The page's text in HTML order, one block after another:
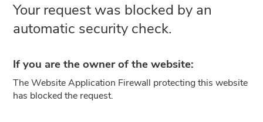
Your request was blocked by an
automatic security check.
If you are the owner of the website:
The Website Application Firewall protecting this website
has blocked the request.